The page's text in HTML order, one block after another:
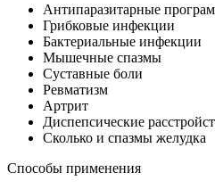
Антипаразитарные
Грибковые инфекции
Бактериальные инфекции
Мышечные спазмы
Суставные боли
Ревматизм
Артрит
Диспепсические
Сколько и спазмы желудка
Способы применения